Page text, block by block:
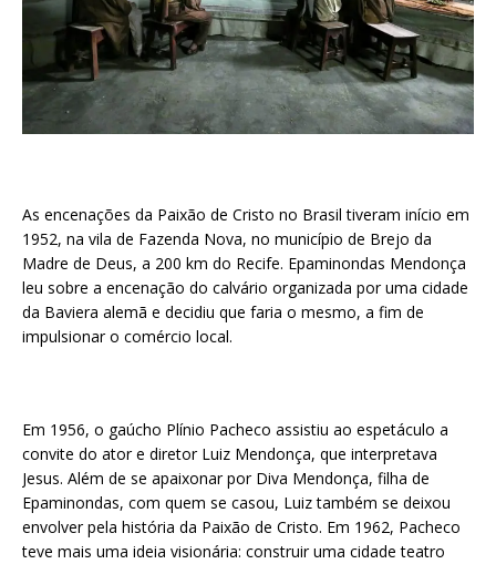
As encenações da Paixão de Cristo no Brasil tiveram início em
1952, na vila de Fazenda Nova, no município de Brejo da
Madre de Deus, a 200 km do Recife. Epaminondas Mendonça
leu sobre a encenação do calvário organizada por uma cidade
da Baviera alemã e decidiu que faria o mesmo, a fim de
impulsionar o comércio local.
Em 1956, o gaúcho Plínio Pacheco assistiu ao espetáculo a
convite do ator e diretor Luiz Mendonça, que interpretava
Jesus. Além de se apaixonar por Diva Mendonça, filha de
Epaminondas, com quem se casou, Luiz também se deixou
envolver pela história da Paixão de Cristo. Em 1962, Pacheco
teve mais uma ideia visionária: construir uma cidade teatro